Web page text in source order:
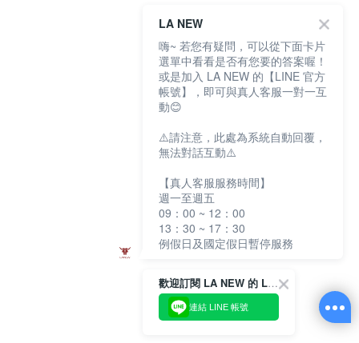
歡迎訂閱 LA NEW 的 LINE 官方帳號
連結 LINE 帳號
LA NEW
嗨~ 若您有疑問，可以從下面卡片
選單中看看是否有您要的答案喔！
或是加入 LA NEW 的【LINE 官方
帳號】，即可與真人客服一對一互
動😊
⚠️請注意，此處為系統自動回覆，
無法對話互動⚠️
【真人客服服務時間】
週一至週五
09：00 ~ 12：00
13：30 ~ 17：30
例假日及國定假日暫停服務